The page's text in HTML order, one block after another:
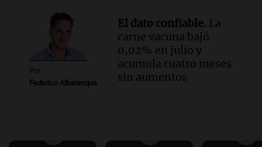
Por
Federico Albarenque
El dato confiable. La
carne vacuna bajó
0,02% en julio y
acumula cuatro meses
sin aumentos